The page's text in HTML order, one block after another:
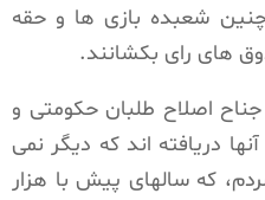
شعبده بازی ها و حقه
های رای بکشانند.
اصلاح طلبان حکومتی و
دریافته اند که دیگر نمی
که سالهای پیش با هزار